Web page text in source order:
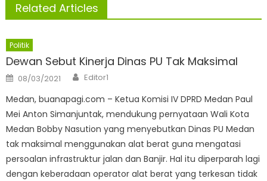
Related Articles
Politik
Dewan Sebut Kinerja Dinas PU Tak Maksimal
Posted
on
08/03/2021 Author
Editor1
Medan, buanapagi.com – Ketua Komisi IV DPRD Medan Paul
Mei Anton Simanjuntak, mendukung pernyataan Wali Kota
Medan Bobby Nasution yang menyebutkan Dinas PU Medan
tak maksimal menggunakan alat berat guna mengatasi
persoalan infrastruktur jalan dan Banjir. Hal itu diperparah lagi
dengan keberadaan operator alat berat yang terkesan tidak